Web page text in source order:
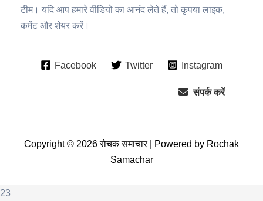
टीम। यदि आप हमारे वीडियो का आनंद लेते हैं, तो कृपया लाइक,
कमेंट और शेयर करें।
Facebook Twitter Instagram
संपर्क करें
Copyright © 2026 रोचक समाचार | Powered by Rochak
Samachar
23